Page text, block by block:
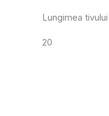
Lungimea
20